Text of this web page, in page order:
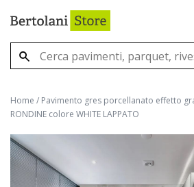
Home / Pavimento gres porcellanato effetto
RONDINE colore WHITE LAPPATO